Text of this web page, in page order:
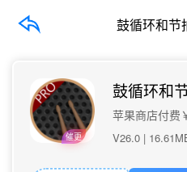
鼓循环和节
催更
鼓循环和
苹果商店付费
V26.0 |